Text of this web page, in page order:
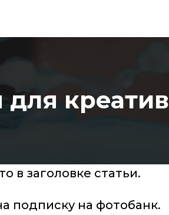
в заголовке статьи.
подписку на фотобанк.